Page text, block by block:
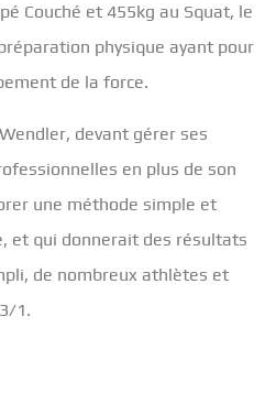
Couché et 455kg au Squat, le
physique ayant pour
de la force.
devant gérer ses
en plus de son
une méthode simple et
et qui donnerait des résultats
de nombreux athlètes et
1.